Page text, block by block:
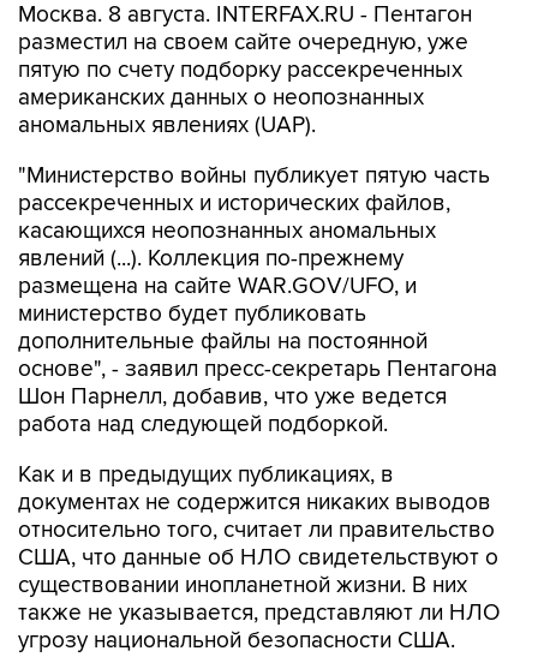
Москва. 8 августа. INTERFAX.RU - Пентагон
разместил на своем сайте очередную, уже
пятую по счету подборку рассекреченных
американских данных о неопознанных
аномальных явлениях (UAP).
"Министерство войны публикует пятую часть
рассекреченных и исторических файлов,
касающихся неопознанных аномальных
явлений (...). Коллекция по-прежнему
размещена на сайте WAR.GOV/UFO, и
министерство будет публиковать
дополнительные файлы на постоянной
основе", - заявил пресс-секретарь Пентагона
Шон Парнелл, добавив, что уже ведется
работа над следующей подборкой.
Как и в предыдущих публикациях, в
документах не содержится никаких выводов
относительно того, считает ли правительство
США, что данные об НЛО свидетельствуют о
существовании инопланетной жизни. В них
также не указывается, представляют ли НЛО
угрозу национальной безопасности США.